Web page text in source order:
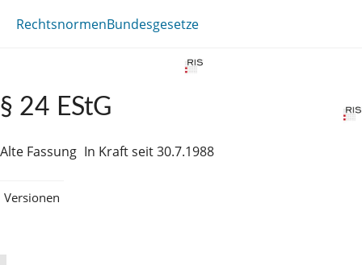
RechtsnormenBundesgesetze
§ 24 EStG
Alte Fassung In Kraft seit 30.7.1988
Versionen